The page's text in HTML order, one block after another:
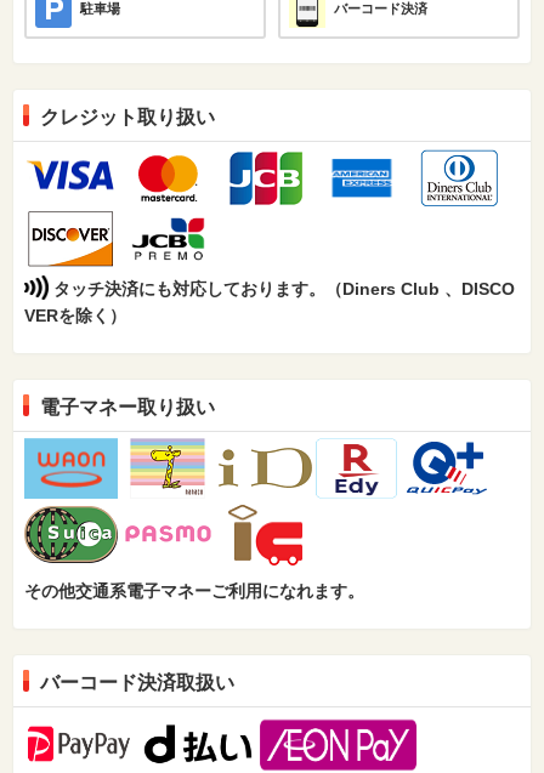
駐車場 バーコード決済
クレジット取り扱い
タッチ決済にも対応しております。（Diners Club 、DISCO
VERを除く）
電子マネー取り扱い
その他交通系電子マネーご利用になれます。
バーコード決済取扱い